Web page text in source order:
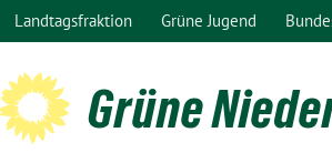
Landtagsfraktion Grüne Jugend
Grüne